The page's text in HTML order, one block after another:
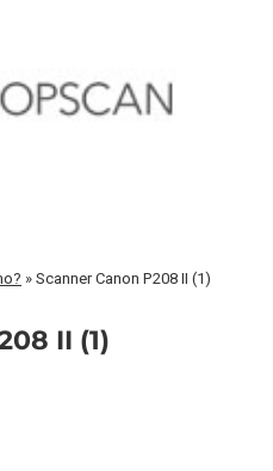
»Scanner Canon P208 II (1)
II (1)